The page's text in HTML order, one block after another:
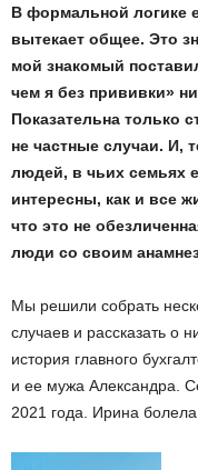
В формальной логике
вытекает общее. Это
мой знакомый
чем я без прививки»
Показательна только
не частные случаи. И,
людей, в чьих семьях
интересны, как и все
что это не
люди со своим
Мы решили собрать
случаев и рассказать о
история главного
и ее мужа Александра.
2021 года. Ирина